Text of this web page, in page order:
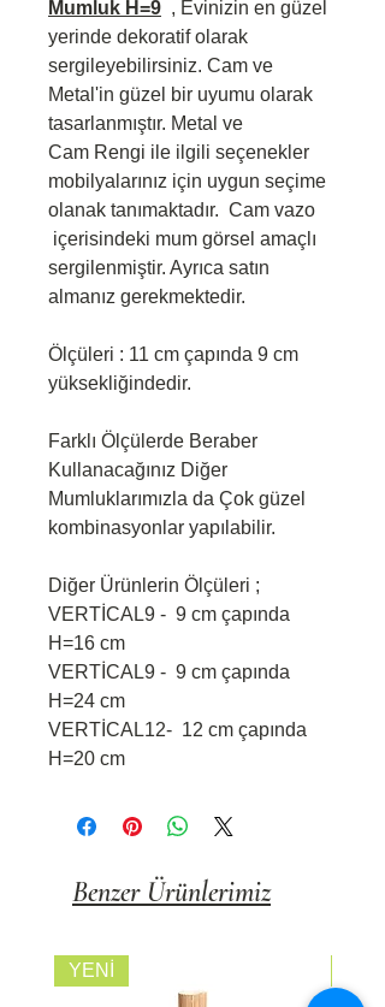
Mumluk H=9 , Evinizin en güzel
yerinde dekoratif olarak
sergileyebilirsiniz. Cam ve
Metal'in güzel bir uyumu olarak
tasarlanmıştır. Metal ve
Cam Rengi ile ilgili seçenekler
mobilyalarınız için uygun seçime
olanak tanımaktadır. Cam vazo
içerisindeki mum görsel amaçlı
sergilenmiştir. Ayrıca satın
almanız gerekmektedir.
Ölçüleri : 11 cm çapında 9 cm
yüksekliğindedir.
Farklı Ölçülerde Beraber
Kullanacağınız Diğer
Mumluklarımızla da Çok güzel
kombinasyonlar yapılabilir.
Diğer Ürünlerin Ölçüleri ;
VERTİCAL9 - 9 cm çapında
H=16 cm
VERTİCAL9 - 9 cm çapında
H=24 cm
VERTİCAL12- 12 cm çapında
H=20 cm
Benzer Ürünlerimiz
YENİ